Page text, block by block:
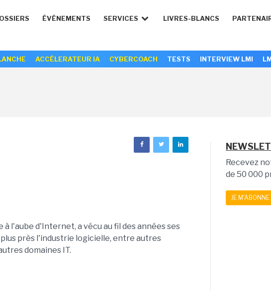
ÉVÉNEMENTS SERVICES LIVRES-BLANCS
ACCÉLERATEUR IA CYBERCOACH TESTS INTERVIEW LMI
à l'aube d'Internet, a vécu au fil des années ses
près l'industrie logicielle, entre autres
domaines IT.
Recevez
de 50 000
JE M'ABONNE